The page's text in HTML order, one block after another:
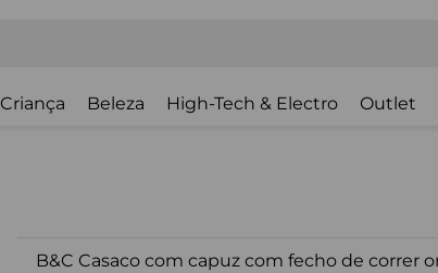
Criança Beleza High-Tech & Electro Outlet
B&C Casaco com capuz com fecho de correr